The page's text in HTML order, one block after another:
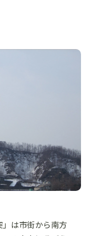
は市街から南方